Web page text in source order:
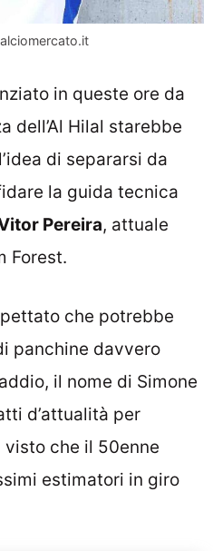
in queste ore da
dell’Al Hilal starebbe
di separarsi da
la guida tecnica
Pereira, attuale
Forest.
che potrebbe
panchine davvero
il nome di Simone
d’attualità per
che il 50enne
estimatori in giro